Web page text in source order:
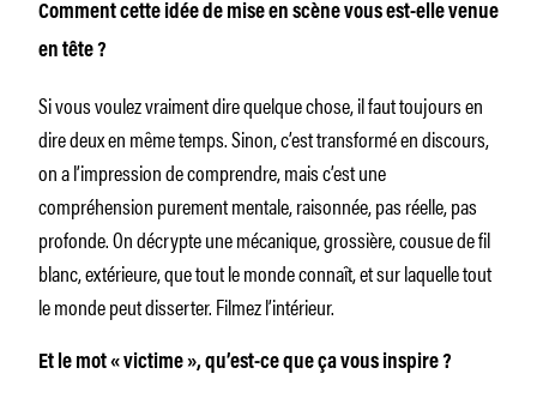
Comment cette idée de mise en scène vous est-elle venue
en tête ?
Si vous voulez vraiment dire quelque chose, il faut toujours en
dire deux en même temps. Sinon, c’est transformé en discours,
on a l’impression de comprendre, mais c’est une
compréhension purement mentale, raisonnée, pas réelle, pas
profonde. On décrypte une mécanique, grossière, cousue de fil
blanc, extérieure, que tout le monde connaît, et sur laquelle tout
le monde peut disserter. Filmez l’intérieur.
Et le mot « victime », qu’est-ce que ça vous inspire ?